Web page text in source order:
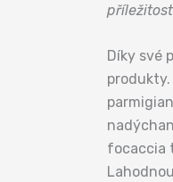
Díky své
focaccia